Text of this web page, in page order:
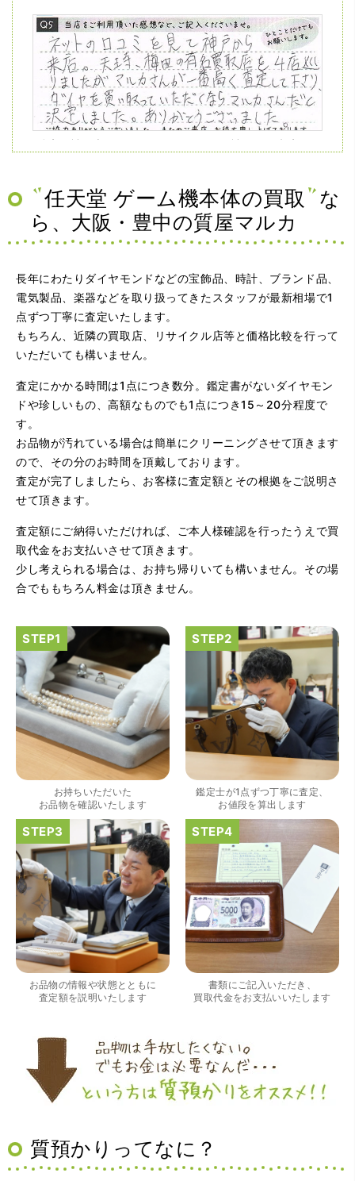
（兵庫県神戸市）ネットの口コミを見て神戸から来店。天
王寺、梅田の有名買取店を4店巡りましたがマルカさんが一
（大阪府大阪市）問い合わせから非常に分かり易く、安心
りました。
（大阪府大阪市）とてもプロな鑑定士さんがいて的確にア
ドバイスや買取りを暖かい人柄で行ってくれます。 親切に
なって頂いてありがとうございます! お店の雰囲気もやらし
さがなく、とても入ってゆっくりできる落ちついた敷居の
高いお店です。また鑑定士さんに会いたいです。
（大阪府大阪市）きれいにして頂いたうえで質入れ金額を
出していただいたのが初めてで感動しました。
（大阪府大阪市）すごく丁寧に対応して頂きました。 ホー
ムページの皆様の評価がとても良かったので、質屋自体初
めての利用でしたが、対応して頂きました担当の方もすご
く良かったです。 これから質屋をご利用される方は是非オ
ススメです。
（大阪府豊中市）買取査定の流れがとても丁寧でお話がし
やすくとても良い時間になりました!!満足出来る買取です。
任天堂 ゲーム機本体の買取
な
ら、大阪・豊中の質屋マルカ
長年にわたりダイヤモンドなどの宝飾品、時計、ブランド品、
電気製品、楽器などを取り扱ってきたスタッフが最新相場で1
点ずつ丁寧に査定いたします。
もちろん、近隣の買取店、リサイクル店等と価格比較を行って
いただいても構いません。
査定にかかる時間は1点につき数分。鑑定書がないダイヤモン
ドや珍しいもの、高額なものでも1点につき15～20分程度で
す。
お品物が汚れている場合は簡単にクリーニングさせて頂きます
ので、その分のお時間を頂戴しております。
査定が完了しましたら、お客様に査定額とその根拠をご説明さ
せて頂きます。
査定額にご納得いただければ、ご本人様確認を行ったうえで買
取代金をお支払いさせて頂きます。
少し考えられる場合は、お持ち帰りいても構いません。その場
合でももちろん料金は頂きません。
お持ちいただいた
お品物を確認いたします
鑑定士が1点ずつ丁寧に査定、
お値段を算出します
お品物の情報や状態とともに
査定額を説明いたします
書類にご記入いただき、
買取代金をお支払いいたします
質預かりってなに？